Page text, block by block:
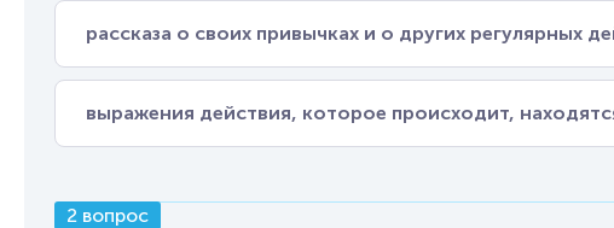
рассказа о своих привычках и о других регулярных
выражения действия, которое происходит,
2 вопрос